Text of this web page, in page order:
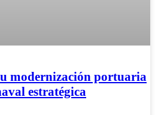
modernización portuaria
estratégica